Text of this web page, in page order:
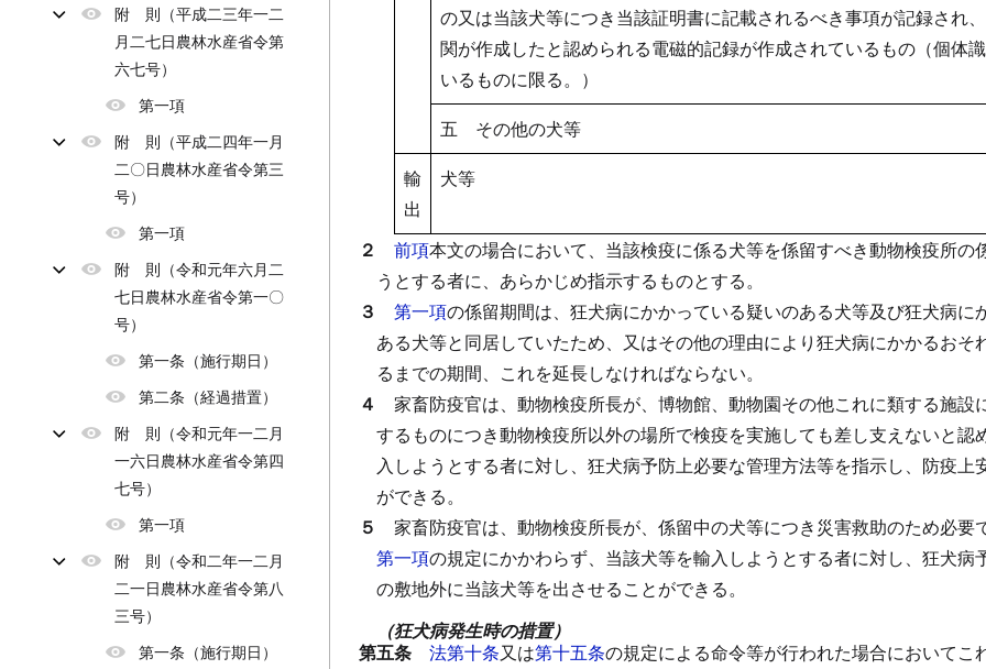
附 則（平成二三年一二
月二七日農林水産省令第
六七号）
第一項
附 則（平成二四年一月
二〇日農林水産省令第三
号）
第一項
附 則（令和元年六月二
七日農林水産省令第一〇
号）
第一条（施行期日）
第二条（経過措置）
附 則（令和元年一二月
一六日農林水産省令第四
七号）
第一項
附 則（令和二年一二月
二一日農林水産省令第八
三号）
第一条（施行期日）
の又は当該犬等につき当該証明書に記載されるべき事項が記録され
関が作成したと認められる電磁的記録が作成されているもの（個体
いるものに限る。）
五 その他の犬等
輸
出
犬等
２ 前項本文の場合において、当該検疫に係る犬等を係留すべき動物検疫所
うとする者に、あらかじめ指示するものとする。
３ 第一項の係留期間は、狂犬病にかかっている疑いのある犬等及び狂犬病
ある犬等と同居していたため、又はその他の理由により狂犬病にかかるお
るまでの期間、これを延長しなければならない。
４ 家畜防疫官は、動物検疫所長が、博物館、動物園その他これに類する施
するものにつき動物検疫所以外の場所で検疫を実施しても差し支えないと認
入しようとする者に対し、狂犬病予防上必要な管理方法等を指示し、防疫
ができる。
５ 家畜防疫官は、動物検疫所長が、係留中の犬等につき災害救助のため必
第一項の規定にかかわらず、当該犬等を輸入しようとする者に対し、狂犬
の敷地外に当該犬等を出させることができる。
（狂犬病発生時の措置）
第五条 法第十条又は第十五条の規定による命令等が行われた場合において